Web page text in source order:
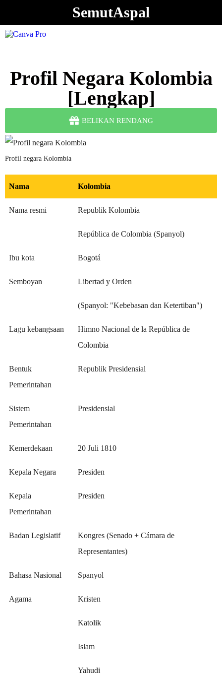
SemutAspal
Profil Negara Kolombia
[Lengkap]
BELIKAN RENDANG
Profil negara Kolombia
Nama Kolombia
Nama resmi Republik Kolombia
República de Colombia (Spanyol)
Ibu kota Bogotá
Semboyan Libertad y Orden
(Spanyol: "Kebebasan dan Ketertiban")
Lagu kebangsaan
Himno Nacional de la República de
Colombia
Bentuk
Pemerintahan
Republik Presidensial
Sistem
Pemerintahan
Presidensial
Kemerdekaan 20 Juli 1810
Kepala Negara Presiden
Kepala
Pemerintahan
Presiden
Badan Legislatif
Kongres (Senado + Cámara de
Representantes)
Bahasa Nasional Spanyol
Agama Kristen
Katolik
Islam
Yahudi